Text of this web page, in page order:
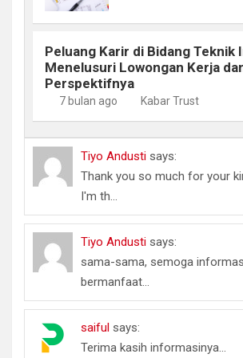
Peluang Karir di Bidang Teknik
Menelusuri Lowongan Kerja
Perspektifnya
7 bulan ago Kabar Trust
Tiyo Andusti says:
Thank you so much for your
I'm th...
Tiyo Andusti says:
sama-sama, semoga
bermanfaat...
saiful says:
Terima kasih informasinya...